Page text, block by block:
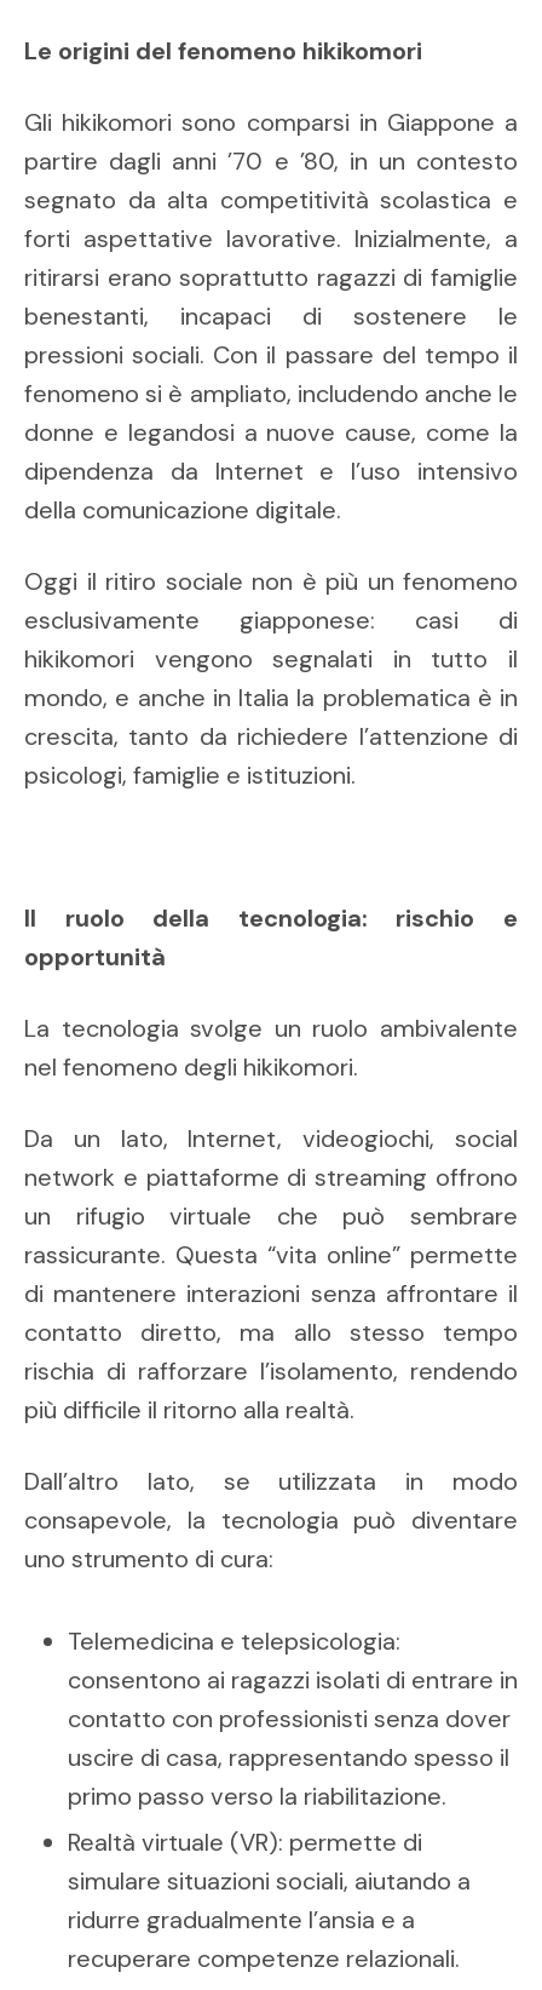
Le origini del fenomeno hikikomori
Gli hikikomori sono comparsi in Giappone a
partire dagli anni ’70 e ’80, in un contesto
segnato da alta competitività scolastica e
forti aspettative lavorative. Inizialmente, a
ritirarsi erano soprattutto ragazzi di famiglie
benestanti, incapaci di sostenere le
pressioni sociali. Con il passare del tempo il
fenomeno si è ampliato, includendo anche le
donne e legandosi a nuove cause, come la
dipendenza da Internet e l’uso intensivo
della comunicazione digitale.
Oggi il ritiro sociale non è più un fenomeno
esclusivamente giapponese: casi di
hikikomori vengono segnalati in tutto il
mondo, e anche in Italia la problematica è in
crescita, tanto da richiedere l’attenzione di
psicologi, famiglie e istituzioni.
Il ruolo della tecnologia: rischio e
opportunità
La tecnologia svolge un ruolo ambivalente
nel fenomeno degli hikikomori.
Da un lato, Internet, videogiochi, social
network e piattaforme di streaming offrono
un rifugio virtuale che può sembrare
rassicurante. Questa “vita online” permette
di mantenere interazioni senza affrontare il
contatto diretto, ma allo stesso tempo
rischia di rafforzare l’isolamento, rendendo
più difficile il ritorno alla realtà.
Dall’altro lato, se utilizzata in modo
consapevole, la tecnologia può diventare
uno strumento di cura:
Telemedicina e telepsicologia:
consentono ai ragazzi isolati di entrare in
contatto con professionisti senza dover
uscire di casa, rappresentando spesso il
primo passo verso la riabilitazione.
Realtà virtuale (VR): permette di
simulare situazioni sociali, aiutando a
ridurre gradualmente l’ansia e a
recuperare competenze relazionali.